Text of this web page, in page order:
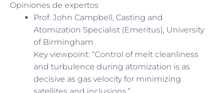
Opiniones de expertos
Prof. John Campbell, Casting and
Atomization Specialist (Emeritus), University
of Birmingham
Key viewpoint: “Control of melt cleanliness
and turbulence during atomization is as
decisive as gas velocity for minimizing